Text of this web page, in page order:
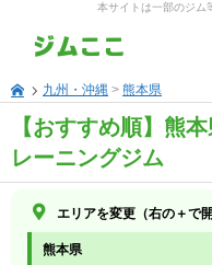
本サイトは一部のジム
九州・沖縄 >熊本県
【おすすめ順】熊
レーニングジム
エリアを変更（右の＋で
熊本県